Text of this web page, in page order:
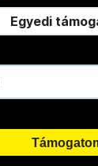
Egyedi